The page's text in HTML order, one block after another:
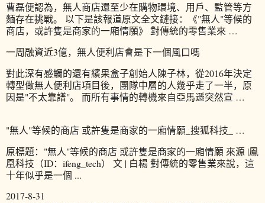
曹磊便認為，無人商店還至少在購物環境、用戶、監管等方
麵存在挑戰。 以下是該報道原文全文鏈接：《"無人"等候的
商店，或許隻是商家的一廂情願》 對傳統的零售業來 …
一周融資近3億，無人便利店會是下一個風口嗎
對此深有感觸的還有繽果盒子創始人陳子林，從2016年決定
轉型做無人便利店項目後，團隊中層的人幾乎走了一半，原
因是"不太靠譜"。 而所有事情的轉機來自亞馬遜突然宣 …
"無人"等候的商店 或許隻是商家的一廂情願_搜狐科技_ …
原標題："無人"等候的商店 或許隻是商家的一廂情願 來源 |鳳
凰科技（ID：ifeng_tech） 文 | 白楊 對傳統的零售業來說，這
十年似乎是一個 ...
2017-8-31